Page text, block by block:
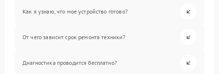
Как я узнаю, что мое устройство готово?
От чего зависит срок ремонта техники?
Диагностика проводится бесплатно?